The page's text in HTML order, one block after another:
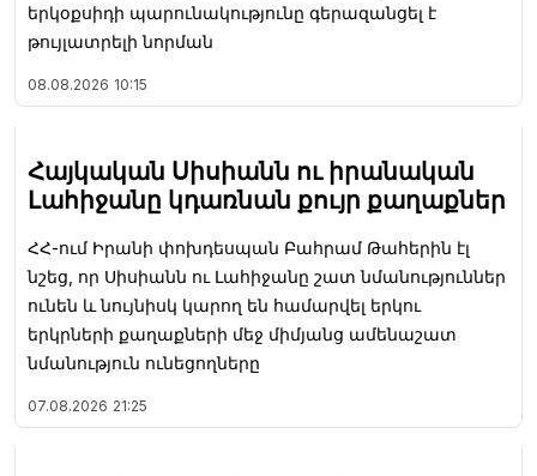
երկօքսիդի պարունակությունը գերազանցել է
թույլատրելի նորման
08.08.2026 10:15
Հայկական Սիսիանն ու իրանական
Լահիջանը կդառնան քույր քաղաքներ
ՀՀ-ում Իրանի փոխդեսպան Բահրամ Թահերին էլ
նշեց, որ Սիսիանն ու Լահիջանը շատ նմանություններ
ունեն և նույնիսկ կարող են համարվել երկու
երկրների քաղաքների մեջ միմյանց ամենաշատ
նմանություն ունեցողները
07.08.2026 21:25